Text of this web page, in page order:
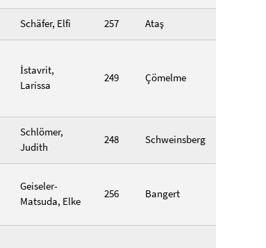
Schäfer, Elfi 257 Ataş
İstavrit,
Larissa
249 Çömelme
Schlömer,
Judith
248 Schweinsberg
Geiseler-
Matsuda, Elke
256 Bangert